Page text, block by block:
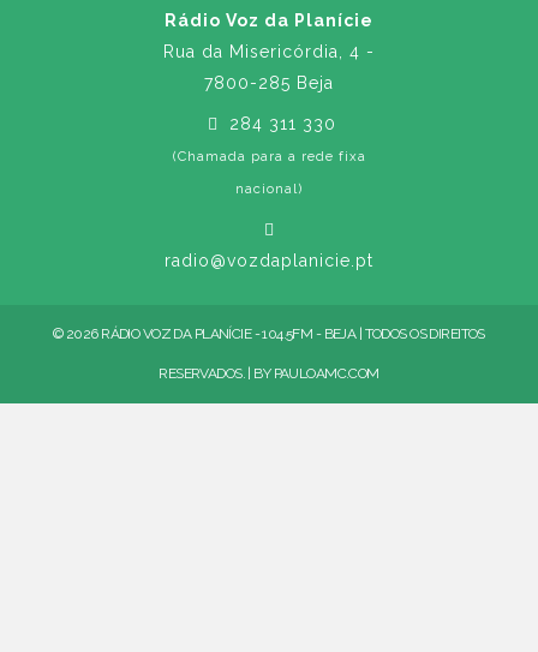
Rádio Voz da Planície
Rua da Misericórdia, 4 -
7800-285 Beja
284 311 330
(Chamada para a rede fixa
nacional)
radio@vozdaplanicie.pt
© 2026 RÁDIO VOZ DA PLANÍCIE - 104.5FM - BEJA | TODOS OS DIREITOS
RESERVADOS. | BY PAULOAMC.COM